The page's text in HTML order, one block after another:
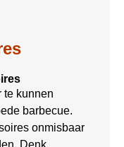
te kunnen
barbecue.
onmisbaar
Denk